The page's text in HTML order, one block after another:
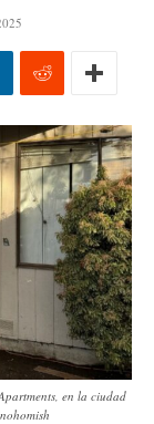
en la ciudad